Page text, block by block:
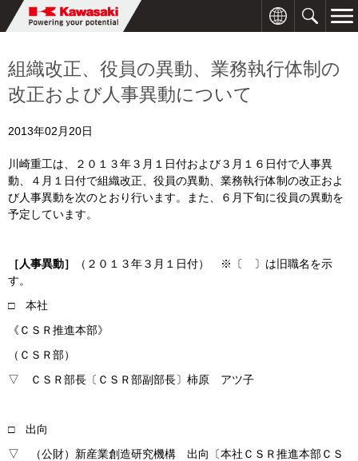
組織改正、役員の異動、業務執行体制の
改正および人事異動について
2013年02月20日
川崎重工は、２０１３年３月１日付および３月１６日付で人事異
動、４月１日付で組織改正、役員の異動、業務執行体制の改正およ
び人事異動を次のとおり行います。また、６月下旬に役員の異動を
予定しています。
［人事異動］
（２０１３年３月１日付） ※〔 〕は旧職名を示
す。
□ 本社
《ＣＳＲ推進本部》
（ＣＳＲ部）
▽ ＣＳＲ部長〔ＣＳＲ部副部長〕柿原 アツ子
□ 出向
▽ （公財）新産業創造研究機構 出向〔本社ＣＳＲ推進本部ＣＳ